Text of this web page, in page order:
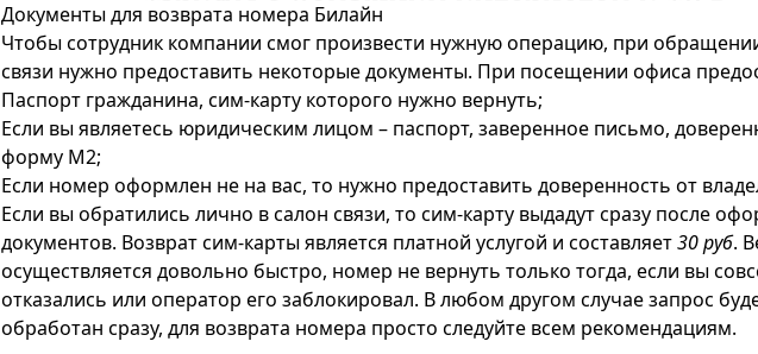
Документы для возврата номера Билайн
Чтобы сотрудник компании смог произвести нужную операцию, при
связи нужно предоставить некоторые документы. При посещении офиса
Паспорт гражданина, сим-карту которого нужно вернуть;
Если вы являетесь юридическим лицом – паспорт, заверенное письмо,
форму М2;
Если номер оформлен не на вас, то нужно предоставить доверенность от
Если вы обратились лично в салон связи, то сим-карту выдадут сразу после
документов. Возврат сим-карты является платной услугой и составляет30 руб.
осуществляется довольно быстро, номер не вернуть только тогда, если вы
отказались или оператор его заблокировал. В любом другом случае запрос
обработан сразу, для возврата номера просто следуйте всем рекомендациям.